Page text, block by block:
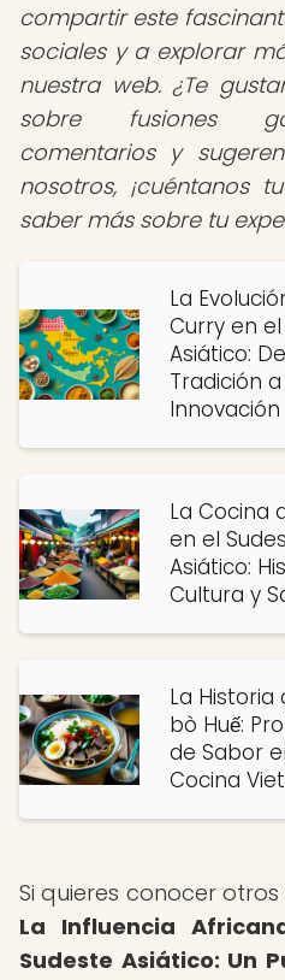
compartir este
sociales y a explorar
nuestra web. ¿Te
sobre fusiones
comentarios y
nosotros, ¡cuéntanos
saber más sobre tu
La
Curry en
Asiático:
Tradición
Innovación
La Cocina
en el
Asiático:
Cultura y
La Historia
bò Huế:
de Sabor
Cocina
Si quieres conocer
La Influencia
Sudeste Asiático: Un